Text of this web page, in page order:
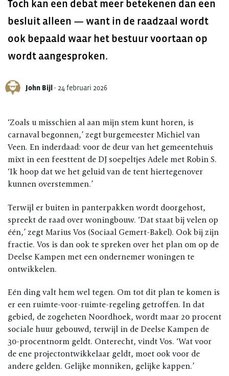
Toch kan een debat meer betekenen dan een
besluit alleen — want in de raadzaal wordt
ook bepaald waar het bestuur voortaan op
wordt aangesproken.
John Bijl - 24 februari 2026
‘Zoals u misschien al aan mijn stem kunt horen, is
carnaval begonnen,’ zegt burgemeester Michiel van
Veen. En inderdaad: voor de deur van het gemeentehuis
mixt in een feesttent de DJ soepeltjes Adele met Robin S.
‘Ik hoop dat we het geluid van de tent hiertegenover
kunnen overstemmen.’
Terwijl er buiten in panterpakken wordt doorgehost,
spreekt de raad over woningbouw. ‘Dat staat bij velen op
één,’ zegt Marius Vos (Sociaal Gemert-Bakel). Ook bij zijn
fractie. Vos is dan ook te spreken over het plan om op de
Deelse Kampen met een ondernemer woningen te
ontwikkelen.
Eén ding valt hem wel tegen. Om tot dit plan te komen is
er een ruimte-voor-ruimte-regeling getroffen. In dat
gebied, de zogeheten Noordhoek, wordt maar 20 procent
sociale huur gebouwd, terwijl in de Deelse Kampen de
30-procentnorm geldt. Onterecht, vindt Vos. ‘Wat voor
de ene projectontwikkelaar geldt, moet ook voor de
andere gelden. Gelijke monniken, gelijke kappen.’